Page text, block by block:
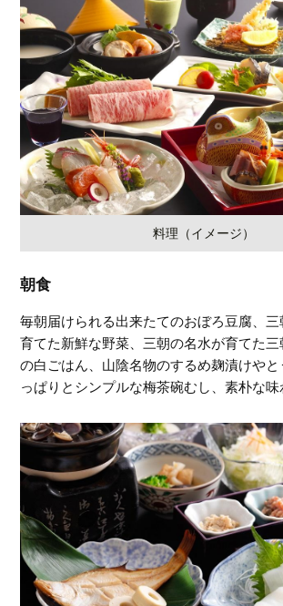
料理（イメージ）
朝食
毎朝届けられる出来たてのおぼろ豆腐、
育てた新鮮な野菜、三朝の名水が育てた三
の白ごはん、山陰名物のするめ麹漬けやと
っぱりとシンプルな梅茶碗むし、素朴な味